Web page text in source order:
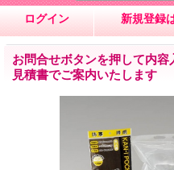
ログイン 新規登録
お問合せボタンを押して内
見積書でご案内いたします